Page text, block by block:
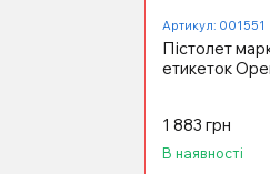
Артикул: 001551
Пістолет
етикеток
1 883 грн
В наявності